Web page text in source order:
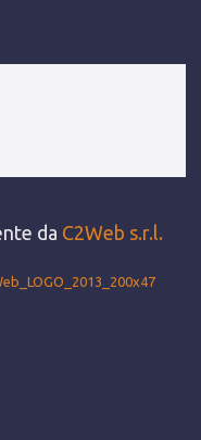
da C2Web s.r.l.